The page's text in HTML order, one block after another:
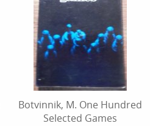
Botvinnik, M. One Hundred
Selected Games